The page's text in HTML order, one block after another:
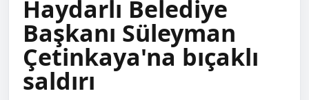
Haydarlı Belediye
Başkanı Süleyman
Çetinkaya'na bıçaklı
saldırı